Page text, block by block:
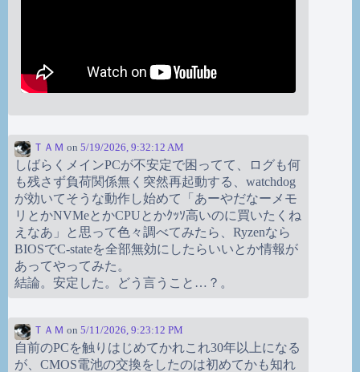
ＴＡＭ on 5/19/2026, 9:32:12 AM
しばらくメインPCが不安定で困ってて、ログも何
も残さず負荷関係無く突然再起動する、watchdog
が効いてそうな動作し始めて「あーやだなーメモ
リとかNVMeとかCPUとかｸｯｿ高いのに買いたくね
えなあ」と思って色々調べてみたら、Ryzenなら
BIOSでC-stateを全部無効にしたらいいとか情報が
あってやってみた。
結論。安定した。どう言うこと…？。
ＴＡＭ on 5/11/2026, 9:23:12 PM
自前のPCを触りはじめてかれこれ30年以上になる
が、CMOS電池の交換をしたのは初めてかも知れ